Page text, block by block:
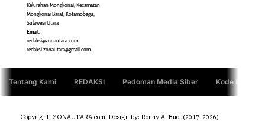
Kelurahan Mongkonai, Kecamatan
Mongkonai Barat, Kotamobagu,
Sulawesi Utara
Email:
redaksi@zonautara.com
redaksi.zonautara@gmail.com
Tentang Kami REDAKSI Pedoman Media Siber Kode Etik
Copyright: ZONAUTARA.com. Design by: Ronny A. Buol (2017-2026)